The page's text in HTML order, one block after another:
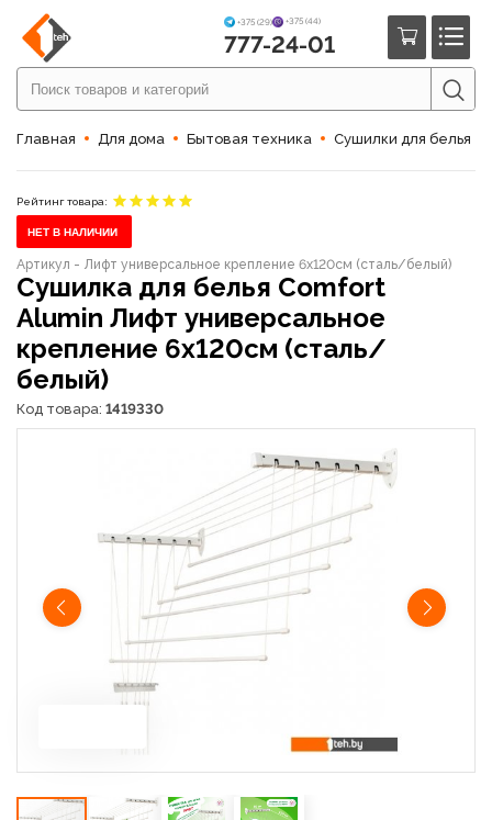
+375 (29) +375 (44)
777-24-01
Главная Для дома Бытовая техника Сушилки для белья
Рейтинг товара:
НЕТ В НАЛИЧИИ
Артикул - Лифт универсальное крепление 6x120см (сталь/белый)
Сушилка для белья Comfort
Alumin Лифт универсальное
крепление 6x120см (сталь/
белый)
Код товара: 1419330